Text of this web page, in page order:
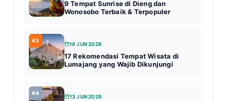
9 Tempat Sunrise di Dieng dan
Wonosobo Terbaik & Terpopuler
#3
16 JUN 2026
17 Rekomendasi Tempat Wisata di
Lumajang yang Wajib Dikunjungi
#4
13 JUN 2026